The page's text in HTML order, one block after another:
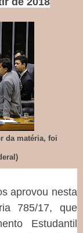
da matéria, foi
aprovou nesta
785/17, que
Estudantil